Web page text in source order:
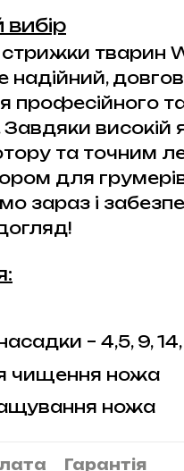
тварин
професійного
високій
та точним
для
зараз і
– 4,5, 9,
чищення ножа
ножа
Гарантія